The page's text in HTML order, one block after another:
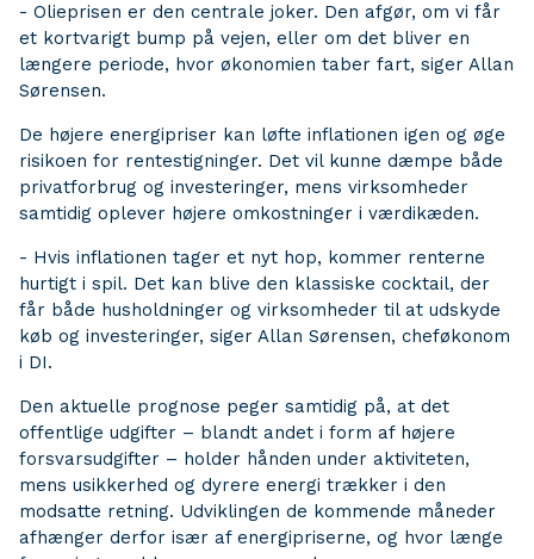
- Olieprisen er den centrale joker. Den afgør, om vi får
et kortvarigt bump på vejen, eller om det bliver en
længere periode, hvor økonomien taber fart, siger Allan
Sørensen.
De højere energipriser kan løfte inflationen igen og øge
risikoen for rentestigninger. Det vil kunne dæmpe både
privatforbrug og investeringer, mens virksomheder
samtidig oplever højere omkostninger i værdikæden.
- Hvis inflationen tager et nyt hop, kommer renterne
hurtigt i spil. Det kan blive den klassiske cocktail, der
får både husholdninger og virksomheder til at udskyde
køb og investeringer, siger Allan Sørensen, cheføkonom
i DI.
Den aktuelle prognose peger samtidig på, at det
offentlige udgifter – blandt andet i form af højere
forsvarsudgifter – holder hånden under aktiviteten,
mens usikkerhed og dyrere energi trækker i den
modsatte retning. Udviklingen de kommende måneder
afhænger derfor især af energipriserne, og hvor længe